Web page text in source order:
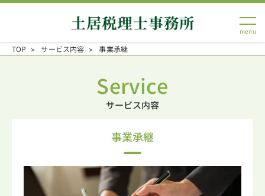
TOP サービス内容 事業承継
Service
サービス内容
事業承継